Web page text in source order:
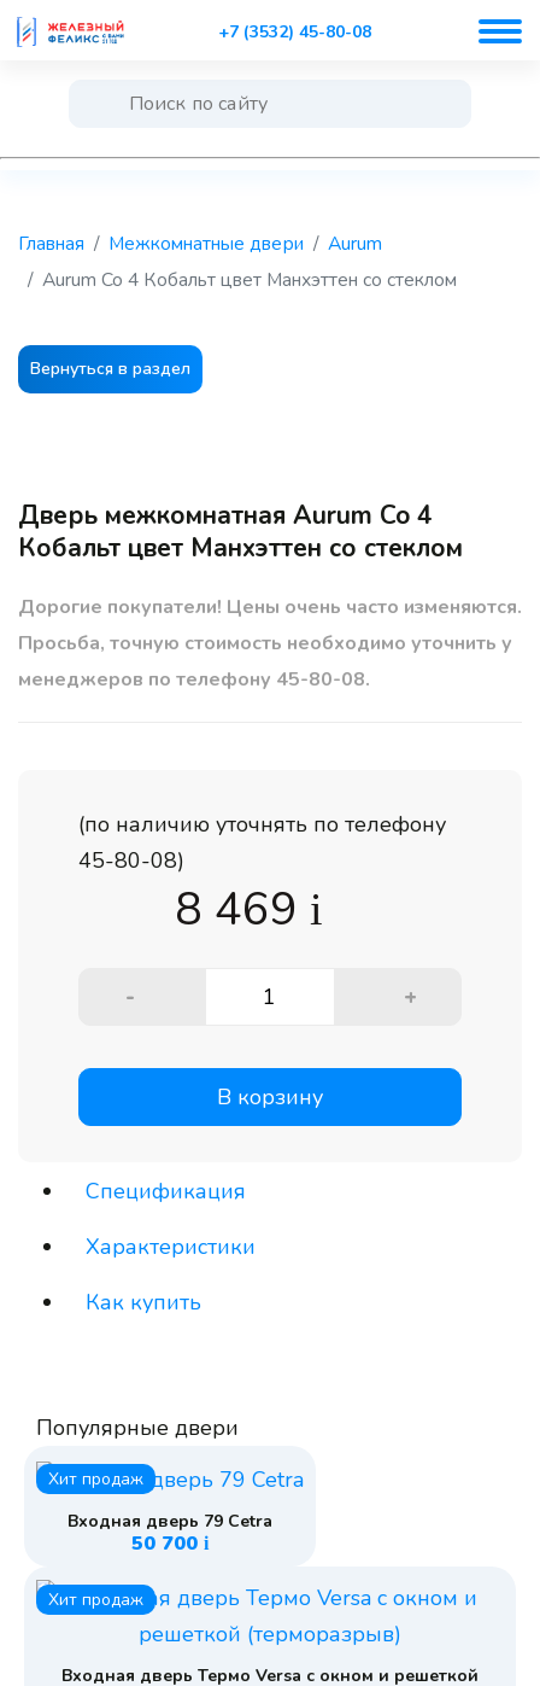
+7 (3532) 45-80-08
Главная Межкомнатные двери
Aurum
Aurum Co 4 Кобальт цвет Манхэттен со стеклом
Вернуться в раздел
Дверь межкомнатная Aurum Co 4
Кобальт цвет Манхэттен со стеклом
Дорогие покупатели! Цены очень часто изменяются.
Просьба, точную стоимость необходимо уточнить у
менеджеров по телефону 45-80-08.
(по наличию уточнять по телефону
45-80-08)
8 469 i
- +
В корзину
Спецификация
Характеристики
Как купить
Популярные двери
Хит продаж
Входная дверь 79 Cetra
50 700 i
Хит продаж
Входная дверь Термо Versa с окном и решеткой